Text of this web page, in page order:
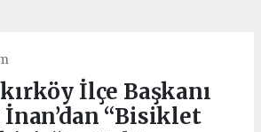
İlçe Başkanı
“Bisiklet